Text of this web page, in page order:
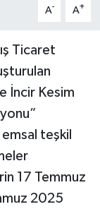
A- A+
Ticaret
İncir Kesim
teşkil
17 Temmuz
2025